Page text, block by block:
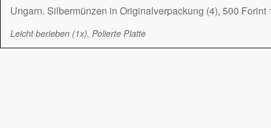
Ungarn. Silbermünzen in Originalverpackung (4), 500 Forint
Leicht berieben (1x), Polierte Platte